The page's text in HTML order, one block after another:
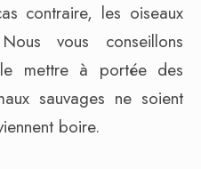
contraire, les oiseaux
vous conseillons
mettre à portée des
sauvages ne soient
boire.